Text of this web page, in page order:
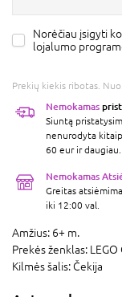
Norėčiau įsigyti
lojalumo
Prekių kiekis ribotas.
Nemokamas
Siuntą
nenurodyta
60 eur ir daugiau.
Nemokamas
Greitas
iki 12:00 val.
Amžius: 6+ m.
Prekės ženklas: LEGO
Kilmės šalis: Čekija